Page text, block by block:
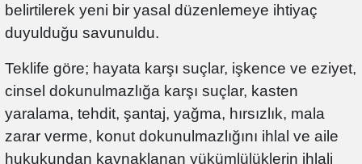
belirtilerek yeni bir yasal düzenlemeye ihtiyaç
duyulduğu savunuldu.
Teklife göre; hayata karşı suçlar, işkence ve eziyet,
cinsel dokunulmazlığa karşı suçlar, kasten
yaralama, tehdit, şantaj, yağma, hırsızlık, mala
zarar verme, konut dokunulmazlığını ihlal ve aile
hukukundan kaynaklanan yükümlülüklerin ihlali